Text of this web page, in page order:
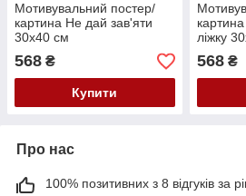
Мотивувальний постер/
картина Не дай зав'яти
30х40 см
568 ₴
Купити
ліжку
568₴
Про нас
100% позитивних з 8 відгуків за